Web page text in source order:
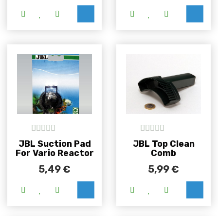
5 out of 5
JBL Suction Pad
For Vario Reactor
5,49€
5out of 5
JBL Top Clean
Comb
5,99€